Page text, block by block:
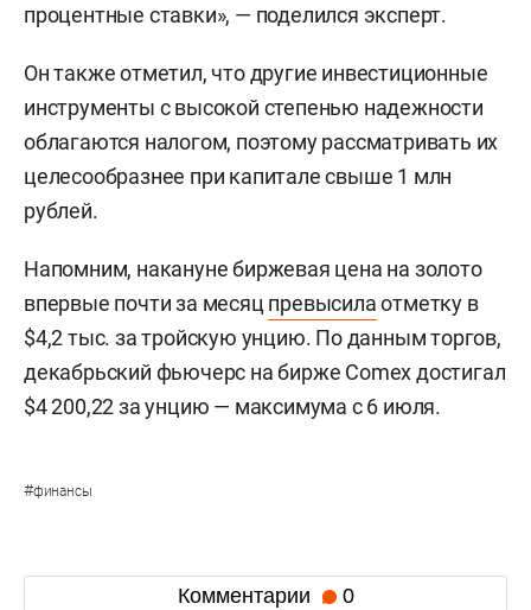
процентные ставки», — поделился эксперт.
Он также отметил, что другие инвестиционные
инструменты с высокой степенью надежности
облагаются налогом, поэтому рассматривать их
целесообразнее при капитале свыше 1 млн
рублей.
Напомним, накануне биржевая цена на золото
впервые почти за месяц превысилаотметку в
$4,2 тыс. за тройскую унцию. По данным торгов,
декабрьский фьючерс на бирже Comex достигал
$4 200,22 за унцию — максимума с 6 июля.
#финансы
Комментарии 0